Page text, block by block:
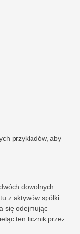
przykładów, aby
dowolnych
z aktywów spółki
się odejmując
ten licznik przez